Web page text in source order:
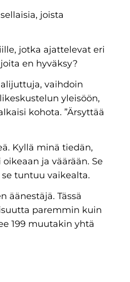
joista
jotka ajattelevat eri
en hyväksy?
vaihdoin
yleisöön,
kohota. ”Ärsyttää
Kyllä minä tiedän,
ja väärään. Se
tuntuu vaikealta.
äänestäjä. Tässä
paremmin kuin
199 muutakin yhtä